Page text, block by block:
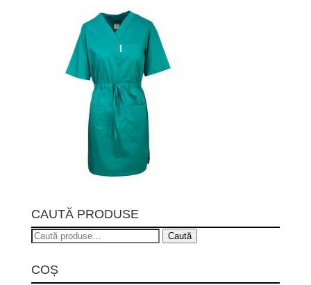
CAUTĂ PRODUSE
Caută
Caută
COȘ